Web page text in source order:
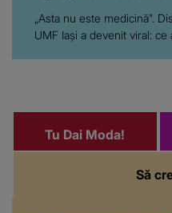
„Asta nu este medicină".
UMF Iași a devenit viral:
Să
Tu Dai Moda!